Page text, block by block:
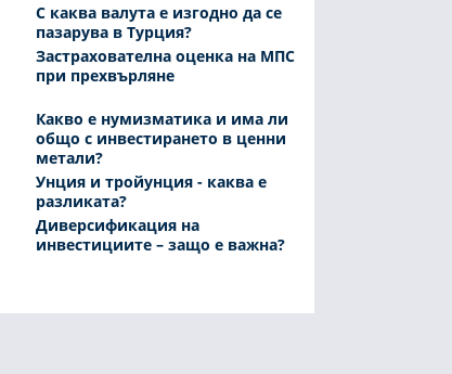
С каква валута е изгодно да се
пазарува в Турция?
Застрахователна оценка на МПС
при прехвърляне
Какво е нумизматика и има ли
общо с инвестирането в ценни
метали?
Унция и тройунция - каква е
разликата?
Диверсификация на
инвестициите – защо е важна?